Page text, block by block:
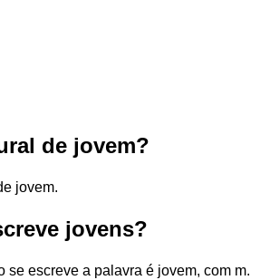
de jovem?
jovem.
jovens?
se escreve a palavra é jovem, com m.